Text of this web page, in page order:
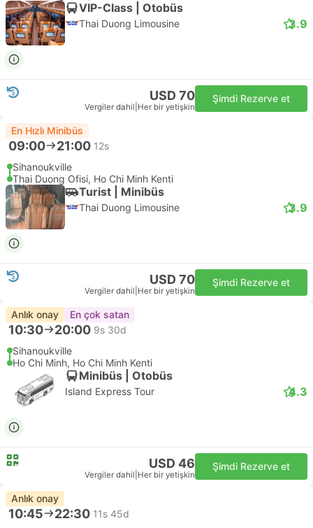
VIP-Class | Otobüs
Thai Duong Limousine 3.9
USD 70
Vergiler dahil Her bir yetişkin
Şimdi Rezerve et
En Hızlı Minibüs
09:00 21:00 12s
Sihanoukville
Thai Duong Ofisi, Ho Chi Minh Kenti
Turist | Minibüs
Thai Duong Limousine 3.9
USD 70
Vergiler dahil Her bir yetişkin
Şimdi Rezerve et
Anlık onay En çok satan
10:30 20:00 9s 30d
Sihanoukville
Ho Chi Minh, Ho Chi Minh Kenti
Minibüs | Otobüs
Island Express Tour 4.3
USD 46
Vergiler dahil Her bir yetişkin
Şimdi Rezerve et
Anlık onay
10:45 22:30 11s 45d